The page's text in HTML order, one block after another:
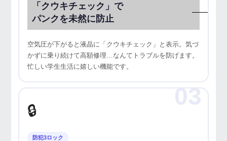
「クウキチェック」で
パンクを未然に防止
空気圧が下がると液晶に「クウキチェック」と表示。気づ
かずに乗り続けて高額修理…なんてトラブルを防げます。
忙しい学生生活に嬉しい機能です。
🔒
防犯3ロック